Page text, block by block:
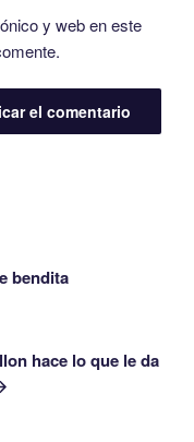
y web en este
bendita
hace lo que le da